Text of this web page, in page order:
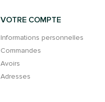
VOTRE COMPTE
Informations personnelles
Commandes
Avoirs
Adresses